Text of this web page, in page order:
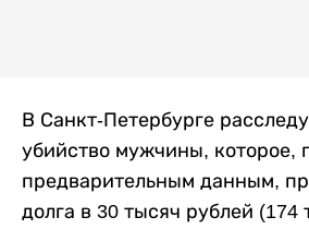
В Санкт-Петербурге
убийство мужчины, которое,
предварительным данным,
долга в 30 тысяч рублей (174